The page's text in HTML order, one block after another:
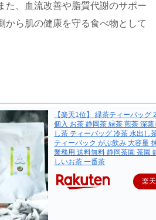
た、血流改善や脂質代謝のサポー
から肌の健康を守る食べ物として
【楽天1位】 緑茶ティーバッグ
個入 お茶 静岡茶 緑茶 煎茶 深
し茶 ティーバッグ 冷茶 水出し
ティーパック がぶ飲み 大容量
業務用 送料無料 静岡茶園 茶園
しいお茶 一番茶
楽